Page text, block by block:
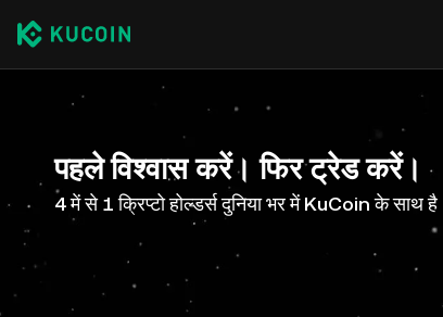
पहले विश्वास करें। फिर ट्रेड करें।
4 में से 1 क्रिप्टो होल्डर्स दुनिया भर में KuCoin के साथ है